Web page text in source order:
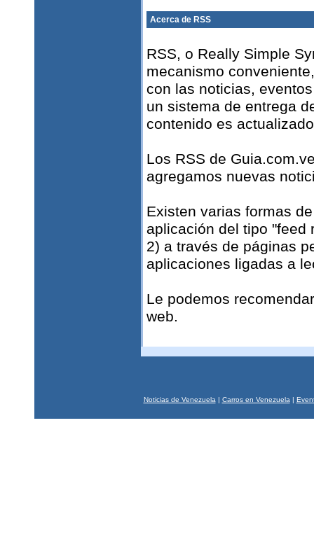
Acerca de RSS
RSS, o Really Simple
mecanismo
con las noticias,
un sistema de entrega
contenido es
Los RSS de
agregamos nuevas
Existen varias formas
aplicación del tipo "feed
2) a través de páginas
aplicaciones ligadas a
Le podemos
web.
Noticias de Venezuela | Carros en Venezuela |